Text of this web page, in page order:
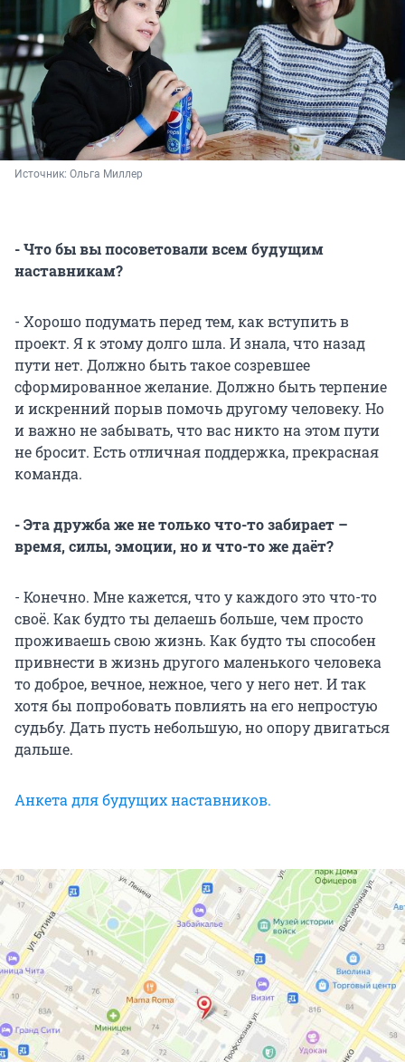
Источник: Ольга Миллер
- Что бы вы посоветовали всем будущим
наставникам?
- Хорошо подумать перед тем, как вступить в
проект. Я к этому долго шла. И знала, что назад
пути нет. Должно быть такое созревшее
сформированное желание. Должно быть терпение
и искренний порыв помочь другому человеку. Но
и важно не забывать, что вас никто на этом пути
не бросит. Есть отличная поддержка, прекрасная
команда.
- Эта дружба же не только что-то забирает –
время, силы, эмоции, но и что-то же даёт?
- Конечно. Мне кажется, что у каждого это что-то
своё. Как будто ты делаешь больше, чем просто
проживаешь свою жизнь. Как будто ты способен
привнести в жизнь другого маленького человека
то доброе, вечное, нежное, чего у него нет. И так
хотя бы попробовать повлиять на его непростую
судьбу. Дать пусть небольшую, но опору двигаться
дальше.
Анкета для будущих наставников.